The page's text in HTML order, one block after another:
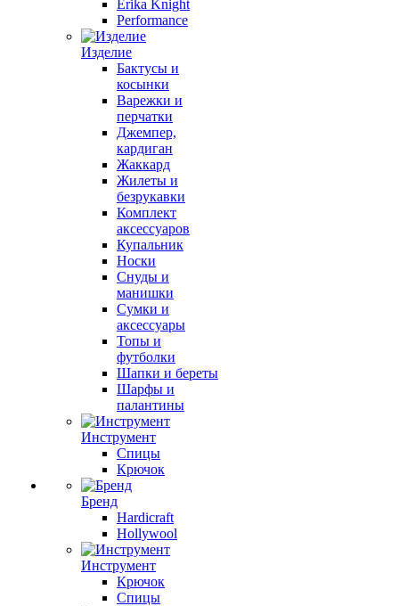
Erika Knight
Performance
Изделие
Бактусы и
косынки
Варежки и
перчатки
Джемпер,
кардиган
Жаккард
Жилеты и
безрукавки
Комплект
аксессуаров
Купальник
Носки
Снуды и
манишки
Сумки и
аксессуары
Топы и
футболки
Шапки и береты
Шарфы и
палантины
Инструмент
Спицы
Крючок
Бренд
Hardicraft
Hollywool
Инструмент
Крючок
Спицы